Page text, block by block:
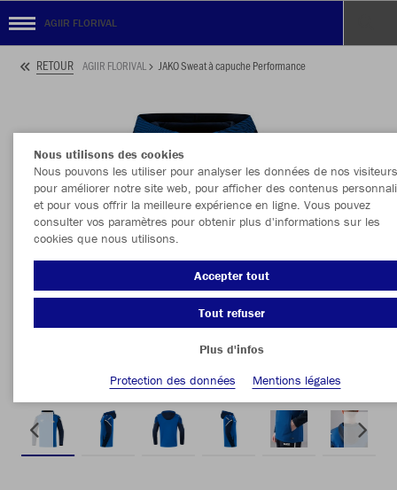
AGIIR FLORIVAL
RETOUR AGIIR FLORIVAL JAKO Sweat à capuche Performance
Nous utilisons des cookies
Nous pouvons les utiliser pour analyser les données de nos
pour améliorer notre site web, pour afficher des contenus
et pour vous offrir la meilleure expérience en ligne. Vous pouvez
consulter vos paramètres pour obtenir plus d'informations sur les
cookies que nous utilisons.
Accepter tout
Tout refuser
Plus d'infos
Protection des données
Mentions légales